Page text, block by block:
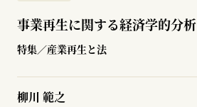
事業再生に関する経済学的分析
特集／産業再生と法
柳川 範之